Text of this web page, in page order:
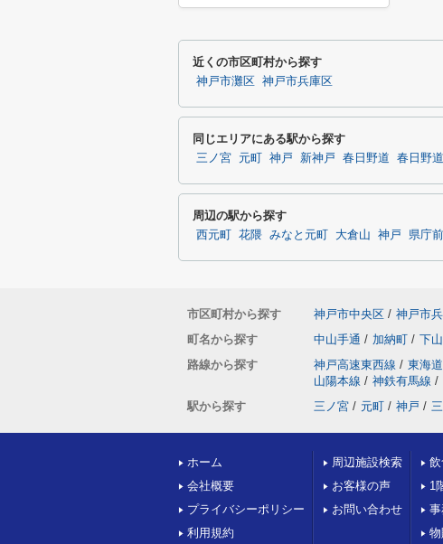
近くの市区町村から探す
神戸市灘区 神戸市兵庫区
同じエリアにある駅から探す
三ノ宮 元町 神戸 新神戸 春日野道 春日野道
周辺の駅から探す
西元町 花隈 みなと元町 大倉山 神戸 県庁前
市区町村から探す 神戸市中央区 / 神戸市
町名から探す
中山手通 / 加納町 / 下
路線から探す
神戸高速東西線 / 東海
山陽本線 / 神鉄有馬線 /
駅から探す
三ノ宮 / 元町 / 神戸 /
ホーム
会社概要
プライバシーポリシー
利用規約
周辺施設検索
お客様の声
お問い合わせ
1